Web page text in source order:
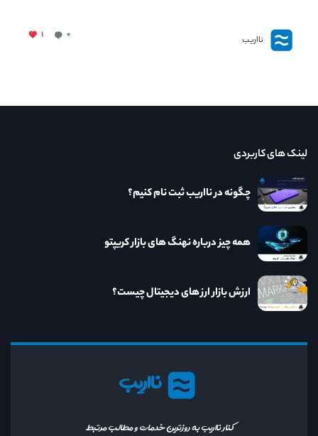
نااریب ۰ ۱
نااریب
کنار نااریب به روزترین خدمات و مطالب مرتبط
لینک های کاربردی
چگونه در نااریب ثبت نام کنیم؟
همه چیز درباره نهنگ های بازار کریپتو
ارزش بازار ارز های دیجیتال چیست؟